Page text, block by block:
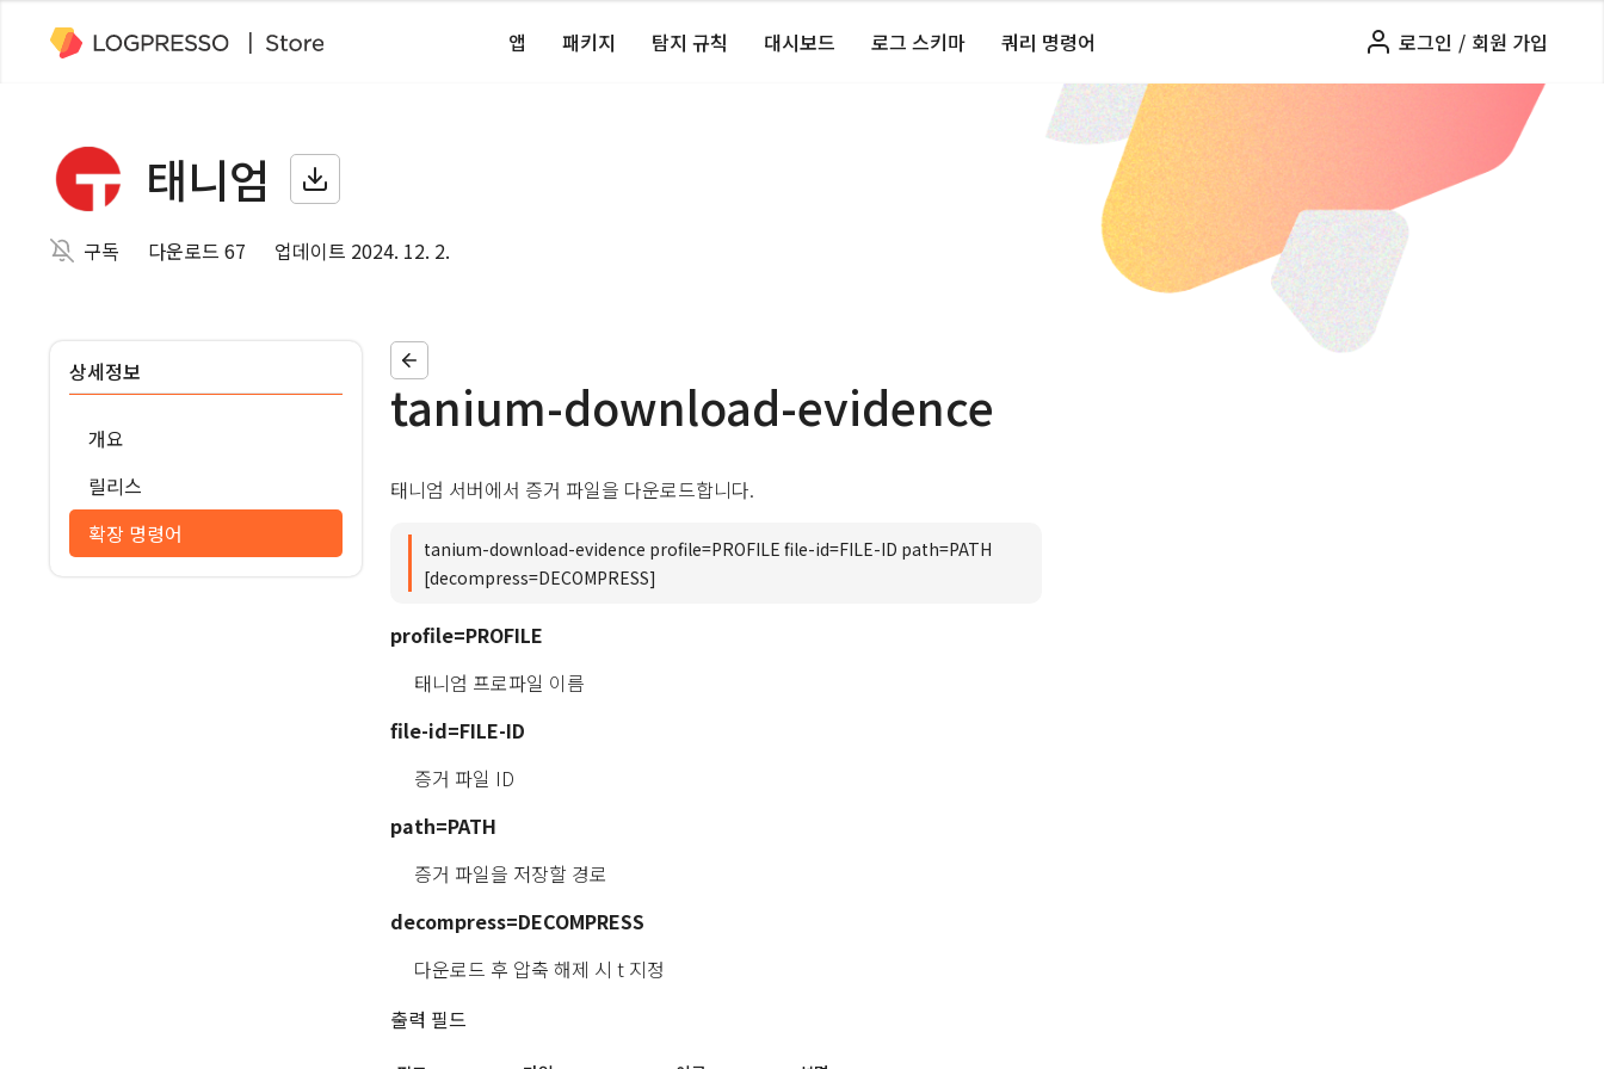
앱 패키지 탐지 규칙 대시보드 로그 스키마 쿼리 명령어 로그인 / 회원 가입
태니엄
구독 다운로드 67 업데이트 2024. 12. 2.
상세정보
개요
릴리스
확장 명령어
tanium-download-evidence
태니엄 서버에서 증거 파일을 다운로드합니다.
tanium-download-evidence profile=PROFILE file-id=FILE-ID path=PATH
[decompress=DECOMPRESS]
profile=PROFILE
태니엄 프로파일 이름
file-id=FILE-ID
증거 파일 ID
path=PATH
증거 파일을 저장할 경로
decompress=DECOMPRESS
다운로드 후 압축 해제 시 t 지정
출력 필드